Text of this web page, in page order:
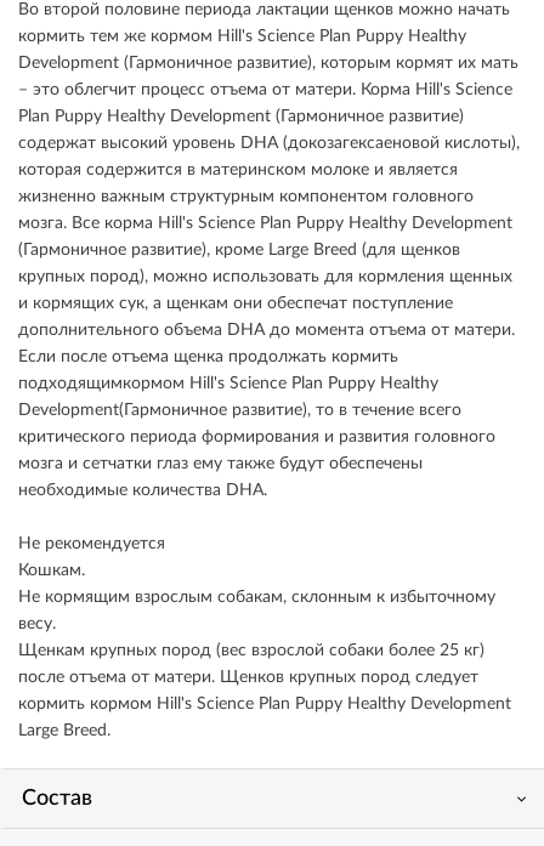
Во второй половине периода лактации щенков можно начать
кормить тем же кормом Hill's Science Plan Puppy Healthy
Development (Гармоничное развитие), которым кормят их мать
– это облегчит процесс отъема от матери. Корма Hill's Science
Plan Puppy Healthy Development (Гармоничное развитие)
содержат высокий уровень DHA (докозагексаеновой кислоты),
которая содержится в материнском молоке и является
жизненно важным структурным компонентом головного
мозга. Все корма Hill's Science Plan Puppy Healthy Development
(Гармоничное развитие), кроме Large Breed (для щенков
крупных пород), можно использовать для кормления щенных
и кормящих сук, а щенкам они обеспечат поступление
дополнительного объема DHA до момента отъема от матери.
Если после отъема щенка продолжать кормить
подходящимкормом Hill's Science Plan Puppy Healthy
Development(Гармоничное развитие), то в течение всего
критического периода формирования и развития головного
мозга и сетчатки глаз ему также будут обеспечены
необходимые количества DHA.
Не рекомендуется
Кошкам.
Не кормящим взрослым собакам, склонным к избыточному
весу.
Щенкам крупных пород (вес взрослой собаки более 25 кг)
после отъема от матери. Щенков крупных пород следует
кормить кормом Hill's Science Plan Puppy Healthy Development
Large Breed.
Состав